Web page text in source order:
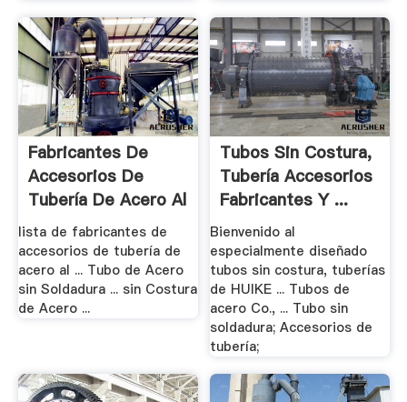
Fabricantes De
Accesorios De
Tubería De Acero Al
.
lista de fabricantes de
accesorios de tubería de
acero al ... Tubo de Acero
sin Soldadura ... sin Costura
de Acero ...
Tubos Sin Costura,
Tubería Accesorios
Fabricantes Y ...
Bienvenido al
especialmente diseñado
tubos sin costura, tuberías
de HUIKE ... Tubos de
acero Co., ... Tubo sin
soldadura; Accesorios de
tubería;